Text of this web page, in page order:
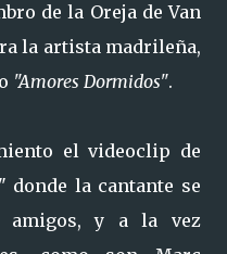
de la Oreja de Van
la artista madrileña,
"Amores Dormidos".
el videoclip de
donde la cantante se
amigos, y a la vez